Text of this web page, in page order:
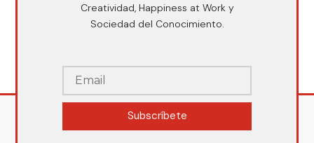
Creatividad, Happiness at Work y
Sociedad del Conocimiento.
Subscríbete